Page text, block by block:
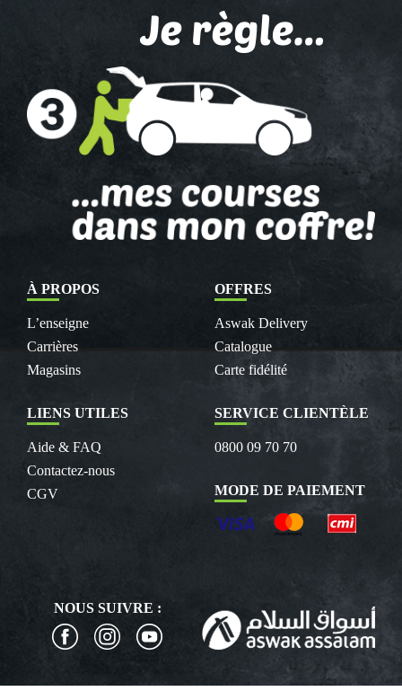
À PROPOS
L’enseigne
Carrières
Magasins
OFFRES
Aswak Delivery
Catalogue
Carte fidélité
LIENS UTILES
Aide & FAQ
Contactez-nous
CGV
SERVICE CLIENTÈLE
0800 09 70 70
MODE DE PAIEMENT
NOUS SUIVRE :